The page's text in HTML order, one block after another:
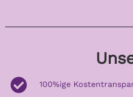
100%ige